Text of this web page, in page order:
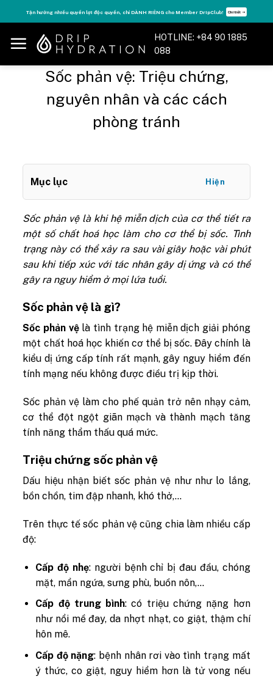
to
content
Tận hưởng nhiều quyền lợi độc quyền, chỉ DÀNH RIÊNG cho Member DripClub! Chi tiết ➝
HOTLINE: +84 90 1885
088
Sốc phản vệ: Triệu chứng,
nguyên nhân và các cách
phòng tránh
Mục lục Hiện
Sốc phản vệ là khi hệ miễn dịch của cơ thể tiết ra
một số chất hoá học làm cho cơ thể bị sốc. Tình
trạng này có thể xảy ra sau vài giây hoặc vài phút
sau khi tiếp xúc với tác nhân gây dị ứng và có thể
gây ra nguy hiểm ở mọi lứa tuổi.
Sốc phản vệ là gì?
Sốc phản vệlà tình trạng hệ miễn dịch giải phóng
một chất hoá học khiến cơ thể bị sốc. Đây chính là
kiểu dị ứng cấp tính rất mạnh, gây nguy hiểm đến
tính mạng nếu không được điều trị kịp thời.
Sốc phản vệ làm cho phế quản trở nên nhạy cảm,
cơ thể đột ngột giãn mạch và thành mạch tăng
tính năng thẩm thấu quá mức.
Triệu chứng sốc phản vệ
Dấu hiệu nhận biết sốc phản vệ như như lo lắng,
bồn chồn, tim đập nhanh, khó thở,…
Trên thực tế sốc phản vệ cũng chia làm nhiều cấp
độ:
Cấp độ nhẹ: người bệnh chỉ bị đau đầu, chóng
mặt, mẩn ngứa, sưng phù, buồn nôn,…
Cấp độ trung bình: có triệu chứng nặng hơn
như nổi mề đay, da nhợt nhạt, co giật, thậm chí
hôn mê.
Cấp độ nặng: bệnh nhân rơi vào tình trạng mất
ý thức, co giật, nguy hiểm hơn là tử vong nếu